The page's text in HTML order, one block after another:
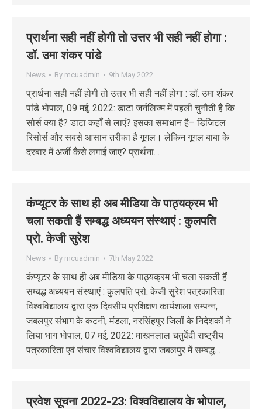
प्रार्थना सही नहीं होगी तो उत्तर भी सही नहीं होगा :
डॉ. उमा शंकर पांडे
News By mcuadmin 9th May 2022
प्रार्थना सही नहीं होगी तो उत्तर भी सही नहीं होगा : डॉ. उमा शंकर
पांडे भोपाल, 09 मई, 2022: डाटा जर्नलिज्म में पहली चुनौती है कि
सोर्स क्या है? डाटा कहाँ से लाएं? इसका समाधान है– डिजिटल
रिसोर्स और सबसे आसान तरीका है गूगल। लेकिन गूगल बाबा के
दरबार में अर्जी कैसे लगाई जाए? प्रार्थना…
कंप्यूटर के साथ ही अब मीडिया के पाठ्यक्रम भी
चला सकती हैं सम्बद्ध अध्ययन संस्थाएं : कुलपति
प्रो. केजी सुरेश
News By mcuadmin 7th May 2022
कंप्यूटर के साथ ही अब मीडिया के पाठ्यक्रम भी चला सकती हैं
सम्बद्ध अध्ययन संस्थाएं : कुलपति प्रो. केजी सुरेश पत्रकारिता
विश्वविद्यालय द्वारा एक दिवसीय प्रशिक्षण कार्यशाला सम्पन्न,
जबलपुर संभाग के कटनी, मंडला, नरसिंहपुर जिलों के निदेशकों ने
लिया भाग भोपाल, 07 मई, 2022: माखनलाल चतुर्वेदी राष्ट्रीय
पत्रकारिता एवं संचार विश्वविद्यालय द्वारा जबलपुर में सम्बद्ध…
प्रवेश सूचना 2022-23: विश्वविद्यालय के भोपाल,